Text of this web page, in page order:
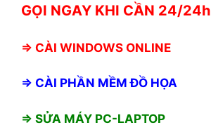
GỌI NGAY KHI CẦN 24/24h
⇒ CÀI WINDOWS ONLINE
⇒ CÀI PHẦN MỀM ĐỒ HỌA
⇒ SỬA MÁY PC-LAPTOP